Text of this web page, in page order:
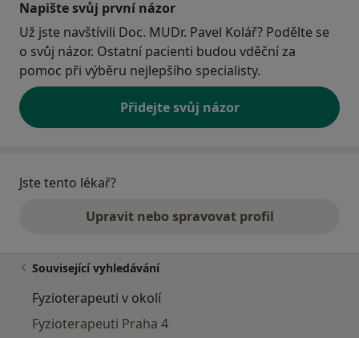
Napište svůj první názor
Už jste navštívili Doc. MUDr. Pavel Kolář? Podělte se
o svůj názor. Ostatní pacienti budou vděční za
pomoc při výběru nejlepšího specialisty.
Přidejte svůj názor
Jste tento lékař?
Upravit nebo spravovat profil
Související vyhledávání
Fyzioterapeuti v okolí
Fyzioterapeuti Praha 4